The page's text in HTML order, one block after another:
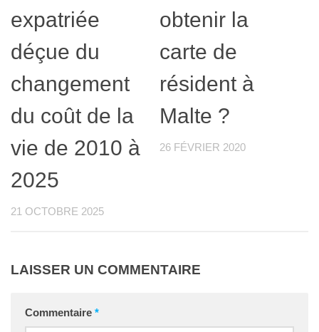
expatriée
déçue du
changement
du coût de la
vie de 2010 à
2025
21 OCTOBRE 2025
obtenir la
carte de
résident à
Malte ?
26 FÉVRIER 2020
LAISSER UN COMMENTAIRE
Commentaire *